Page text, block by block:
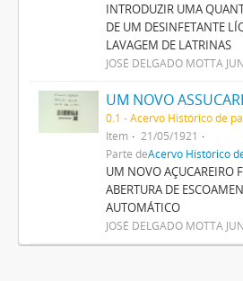
INTRODUZIR UMA
DE UM DESINFETANTE
LAVAGEM DE LATRINAS
JOSÉ DELGADO MOTTA
0.1 - Acervo Histórico de
Item
21/05/1921
Parte deAcervo Histórico
UM NOVO AÇUCAREIRO
ABERTURA DE
AUTOMÁTICO
JOSÉ DELGADO MOTTA